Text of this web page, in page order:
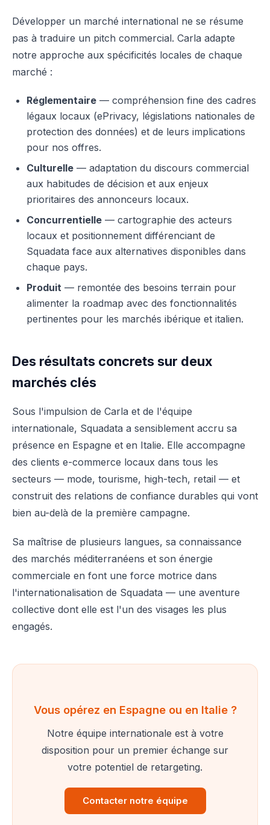
Développer un marché international ne se résume
pas à traduire un pitch commercial. Carla adapte
notre approche aux spécificités locales de chaque
marché :
Réglementaire — compréhension fine des cadres
légaux locaux (ePrivacy, législations nationales de
protection des données) et de leurs implications
pour nos offres.
Culturelle — adaptation du discours commercial
aux habitudes de décision et aux enjeux
prioritaires des annonceurs locaux.
Concurrentielle — cartographie des acteurs
locaux et positionnement différenciant de
Squadata face aux alternatives disponibles dans
chaque pays.
Produit — remontée des besoins terrain pour
alimenter la roadmap avec des fonctionnalités
pertinentes pour les marchés ibérique et italien.
Des résultats concrets sur deux
marchés clés
Sous l'impulsion de Carla et de l'équipe
internationale, Squadata a sensiblement accru sa
présence en Espagne et en Italie. Elle accompagne
des clients e-commerce locaux dans tous les
secteurs — mode, tourisme, high-tech, retail — et
construit des relations de confiance durables qui vont
bien au-delà de la première campagne.
Sa maîtrise de plusieurs langues, sa connaissance
des marchés méditerranéens et son énergie
commerciale en font une force motrice dans
l'internationalisation de Squadata — une aventure
collective dont elle est l'un des visages les plus
engagés.
Vous opérez en Espagne ou en Italie ?
Notre équipe internationale est à votre
disposition pour un premier échange sur
votre potentiel de retargeting.
Contacter notre équipe